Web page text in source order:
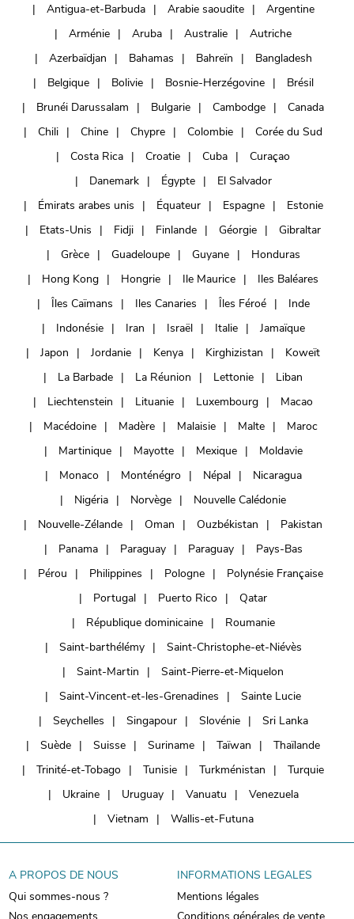
Antigua-et-Barbuda
Arabie saoudite
Argentine
Arménie
Aruba Australie
Autriche
Azerbaïdjan
Bahamas Bahreïn
Bangladesh
Belgique
Bolivie Bosnie-Herzégovine
Brésil
Brunéi Darussalam
Bulgarie Cambodge
Canada
Chili
Chine Chypre Colombie
Corée du Sud
Costa Rica
Croatie Cuba
Curaçao
Danemark
Égypte
El Salvador
Émirats arabes unis
Équateur Espagne
Estonie
Etats-Unis
Fidji Finlande Géorgie
Gibraltar
Grèce
Guadeloupe Guyane
Honduras
Hong Kong
Hongrie Ile Maurice
Iles Baléares
Îles Caïmans
Iles Canaries Îles Féroé
Inde
Indonésie
Iran Israël Italie
Jamaïque
Japon
Jordanie Kenya Kirghizistan
Koweït
La Barbade
La Réunion Lettonie
Liban
Liechtenstein
Lituanie Luxembourg
Macao
Macédoine
Madère Malaisie Malte
Maroc
Martinique
Mayotte Mexique
Moldavie
Monaco
Monténégro Népal
Nicaragua
Nigéria
Norvège
Nouvelle Calédonie
Nouvelle-Zélande
Oman Ouzbékistan
Pakistan
Panama
Paraguay Paraguay
Pays-Bas
Pérou
Philippines Pologne
Polynésie Française
Portugal
Puerto Rico
Qatar
République dominicaine
Roumanie
Saint-barthélémy
Saint-Christophe-et-Niévès
Saint-Martin
Saint-Pierre-et-Miquelon
Saint-Vincent-et-les-Grenadines
Sainte Lucie
Seychelles
Singapour Slovénie
Sri Lanka
Suède
Suisse Suriname Taïwan
Thaïlande
Trinité-et-Tobago
Tunisie Turkménistan
Turquie
Ukraine
Uruguay Vanuatu
Venezuela
Vietnam
Wallis-et-Futuna
A PROPOS DE NOUS
Qui sommes-nous ?
INFORMATIONS LEGALES
Mentions légales